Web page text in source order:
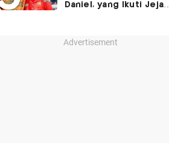
Daniel, yang Ikuti Jejak
Proliga
Advertisement